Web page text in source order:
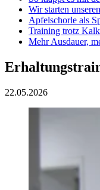
Wir starten
Apfelschorle als
Training trotz
Mehr Ausdauer,
22.05.2026